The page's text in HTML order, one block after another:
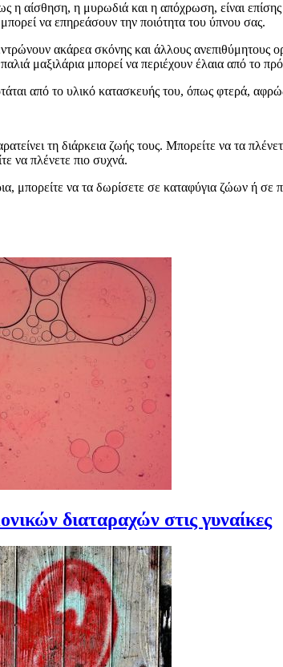
η αίσθηση, η μυρωδιά και η απόχρωση, είναι
να επηρεάσουν την ποιότητα του ύπνου σας.
ακάρεα σκόνης και άλλους ανεπιθύμητους
μαξιλάρια μπορεί να περιέχουν έλαια από το
από το υλικό κατασκευής του, όπως φτερά,
τη διάρκεια ζωής τους. Μπορείτε να τα
να πλένετε πιο συχνά.
μπορείτε να τα δωρίσετε σε καταφύγια ζώων ή
διαταραχών στις γυναίκες